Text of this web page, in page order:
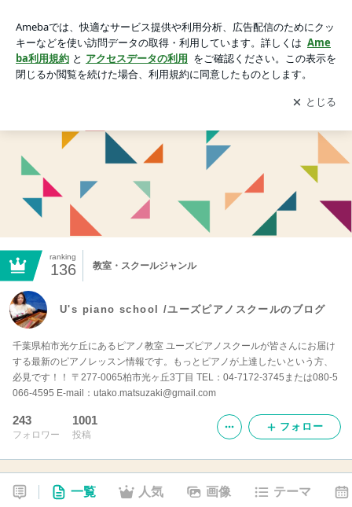
アプリをダウンロードして ブログの更新通知
を受け取りまし
ょう。
開く
ranking
136 教室・スクールジャンル
U's piano school /ユーズピアノスクールのブログ
千葉県柏市光ケ丘にあるピアノ教室 ユーズピアノスクールが皆さんにお届け
する最新のピアノレッスン情報です。もっとピアノが上達したいという方、
必見です！！ 〒277-0065柏市光ヶ丘3丁目 TEL：04-7172-3745または080-5
066-4595 E-mail：utako.matsuzaki@gmail.com
243
フォロワー
1001
投稿
フォロー
一覧 人気 画像 テーマ